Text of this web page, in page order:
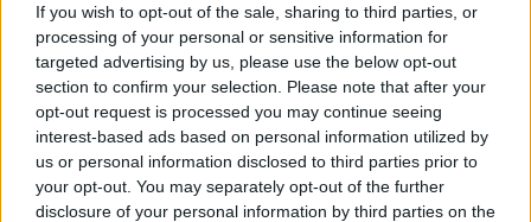
If you wish to opt-out of the sale, sharing to third parties, or
processing of your personal or sensitive information for
targeted advertising by us, please use the below opt-out
section to confirm your selection. Please note that after your
opt-out request is processed you may continue seeing
interest-based ads based on personal information utilized by
us or personal information disclosed to third parties prior to
your opt-out. You may separately opt-out of the further
disclosure of your personal information by third parties on the
Po nesreči na Vidmu pri Ptuju spregovorila mama voznika:
»Nihče si ne želi takega telefonskega klica«